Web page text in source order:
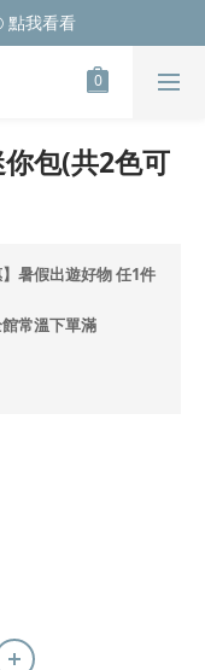
點我看看
包(共2色可
暑假出遊好物 任1件
常溫下單滿